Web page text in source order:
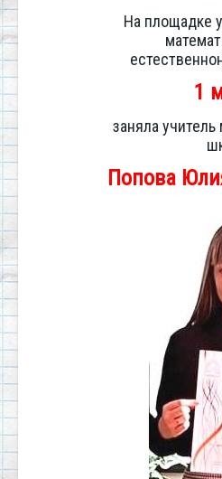
На площадке
1
заняла
Попова